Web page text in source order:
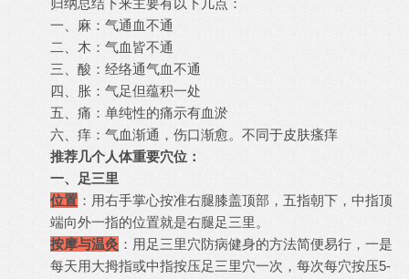
归纳总结下来主要有以下几点：
一、麻：气通血不通
二、木：气血皆不通
三、酸：经络通气血不通
四、胀：气足但蕴积一处
五、痛：单纯性的痛示有血淤
六、痒：气血渐通，伤口渐愈。不同于皮肤瘙痒
推荐几个人体重要穴位：
一、足三里
位置 ：用右手掌心按准右腿膝盖顶部，五指朝下，中指顶
端向外一指的位置就是右腿足三里。
按摩与温灸 ：用足三里穴防病健身的方法简便易行，一是
每天用大拇指或中指按压足三里穴一次，每次每穴按压5-